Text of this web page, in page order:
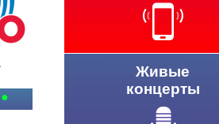
Живые
концерты